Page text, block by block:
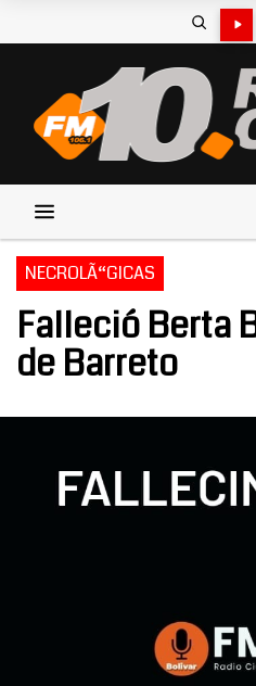
NECROLÃ“GICAS
Falleció Berta
de Barreto